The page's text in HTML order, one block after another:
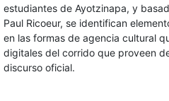
estudiantes de Ayotzinapa, y
Paul Ricoeur, se identifican
en las formas de agencia cultural
digitales del corrido que proveen
discurso oficial.